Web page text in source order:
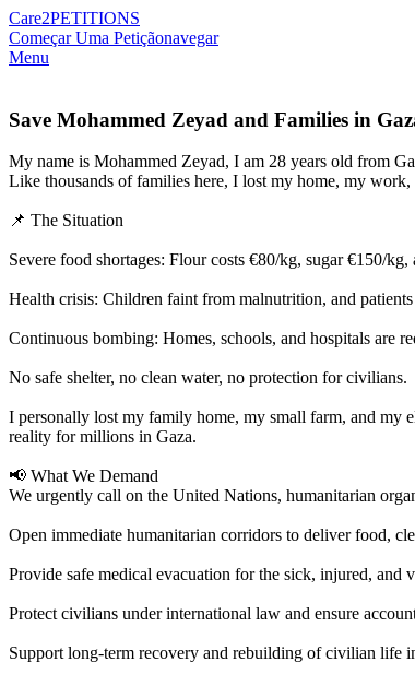
Care2PETITIONS
Começar Uma Petiçãonavegar
Menu
Save Mohammed Zeyad and Families in
My name is Mohammed Zeyad, I am 28 years old from
Like thousands of families here, I lost my home, my work,
📌 The Situation
Severe food shortages: Flour costs €80/kg, sugar €150/
Health crisis: Children faint from malnutrition, and patients
Continuous bombing: Homes, schools, and hospitals are
No safe shelter, no clean water, no protection for civilians.
I personally lost my family home, my small farm, and my
reality for millions in Gaza.
📢 What We Demand
We urgently call on the United Nations, humanitarian
Open immediate humanitarian corridors to deliver food,
Provide safe medical evacuation for the sick, injured, and
Protect civilians under international law and ensure
Support long-term recovery and rebuilding of civilian life